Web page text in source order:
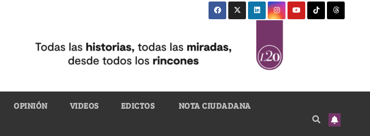
OPINIÓN VIDEOS EDICTOS NOTA CIUDADANA